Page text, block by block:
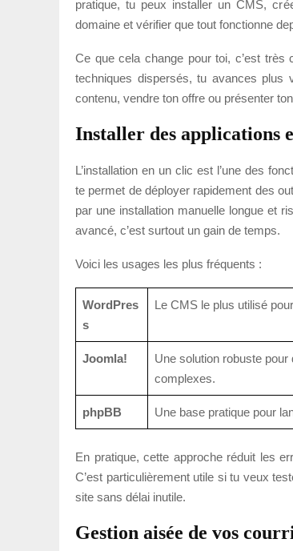
pratique, tu peux installer un CMS,
domaine et vérifier que tout fonctionne
Ce que cela change pour toi, c’est
techniques dispersés, tu avances
contenu, vendre ton offre ou présenter
Installer des applications
L’installation en un clic est l’une des
te permet de déployer rapidement des
par une installation manuelle longue et
avancé, c’est surtout un gain de temps.
Voici les usages les plus fréquents :
WordPres
s
Le CMS le plus utilisé
Joomla!
Une solution robuste
complexes.
phpBB Une base pratique pour
En pratique, cette approche réduit les
C’est particulièrement utile si tu veux
site sans délai inutile.
Gestion aisée de vos